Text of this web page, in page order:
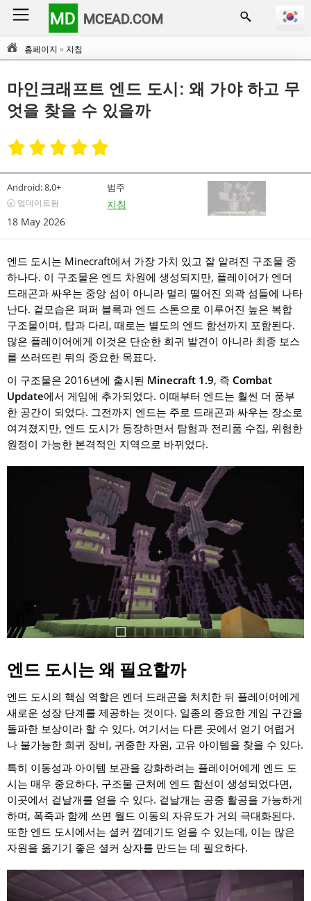
MD MCEAD.COM
홈페이지 » 지침
마인크래프트 엔드 도시: 왜 가야 하고 무
엇을 찾을 수 있을까
Android:8,0+
🕣 업데이트됨
18 May 2026
범주
지침
엔드 도시는 Minecraft에서 가장 가치 있고 잘 알려진 구조물 중
하나다. 이 구조물은 엔드 차원에 생성되지만, 플레이어가 엔더
드래곤과 싸우는 중앙 섬이 아니라 멀리 떨어진 외곽 섬들에 나타
난다. 겉모습은 퍼퍼 블록과 엔드 스톤으로 이루어진 높은 복합
구조물이며, 탑과 다리, 때로는 별도의 엔드 함선까지 포함된다.
많은 플레이어에게 이것은 단순한 희귀 발견이 아니라 최종 보스
를 쓰러뜨린 뒤의 중요한 목표다.
이 구조물은 2016년에 출시된 Minecraft 1.9, 즉 Combat
Update에서 게임에 추가되었다. 이때부터 엔드는 훨씬 더 풍부
한 공간이 되었다. 그전까지 엔드는 주로 드래곤과 싸우는 장소로
여겨졌지만, 엔드 도시가 등장하면서 탐험과 전리품 수집, 위험한
원정이 가능한 본격적인 지역으로 바뀌었다.
엔드 도시는 왜 필요할까
엔드 도시의 핵심 역할은 엔더 드래곤을 처치한 뒤 플레이어에게
새로운 성장 단계를 제공하는 것이다. 일종의 중요한 게임 구간을
돌파한 보상이라 할 수 있다. 여기서는 다른 곳에서 얻기 어렵거
나 불가능한 희귀 장비, 귀중한 자원, 고유 아이템을 찾을 수 있다.
특히 이동성과 아이템 보관을 강화하려는 플레이어에게 엔드 도
시는 매우 중요하다. 구조물 근처에 엔드 함선이 생성되었다면,
이곳에서 겉날개를 얻을 수 있다. 겉날개는 공중 활공을 가능하게
하며, 폭죽과 함께 쓰면 월드 이동의 자유도가 거의 극대화된다.
또한 엔드 도시에서는 셜커 껍데기도 얻을 수 있는데, 이는 많은
자원을 옮기기 좋은 셜커 상자를 만드는 데 필요하다.